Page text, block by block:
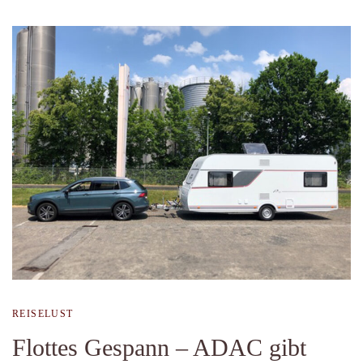
REISELUST
Flottes Gespann – ADAC gibt